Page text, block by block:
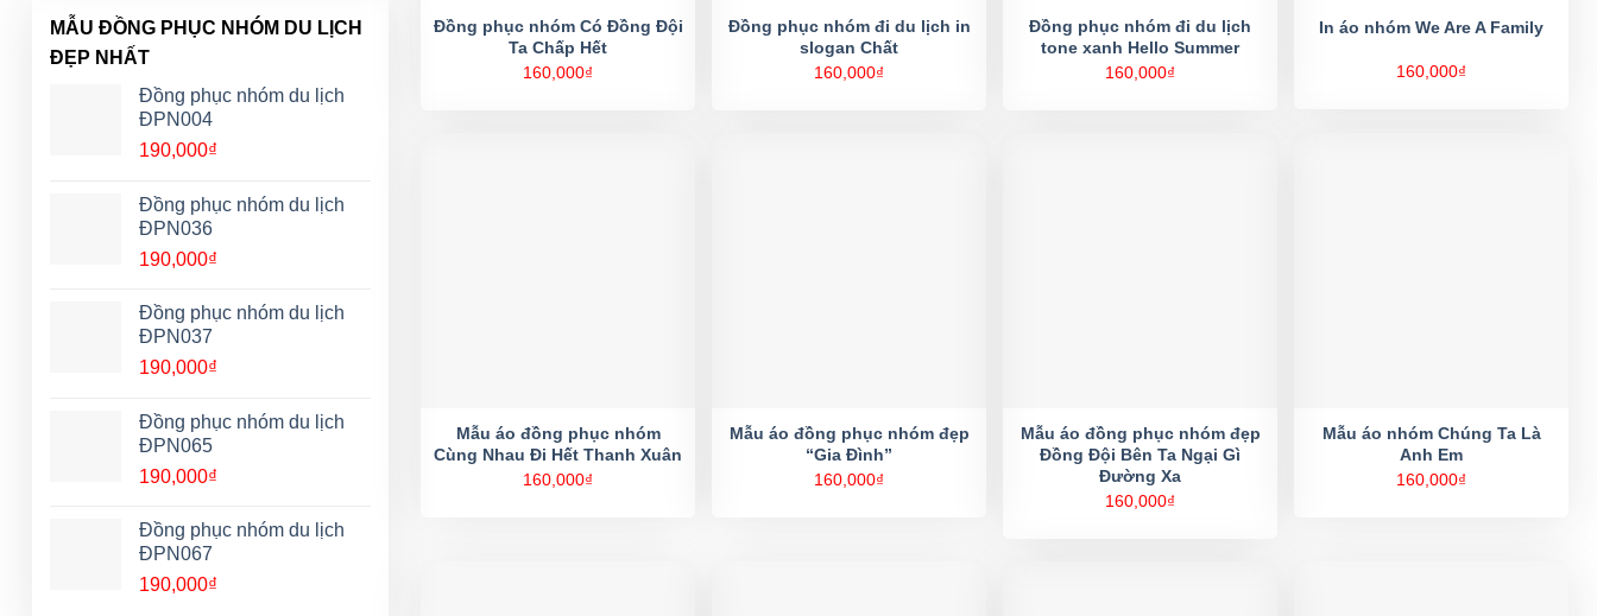
MẪU ĐỒNG PHỤC NHÓM DU LỊCH
ĐẸP NHẤT
Đồng phục nhóm du lịch
ĐPN004
190,000₫
Đồng phục nhóm du lịch
ĐPN036
190,000₫
Đồng phục nhóm du lịch
ĐPN037
190,000₫
Đồng phục nhóm du lịch
ĐPN065
190,000₫
Đồng phục nhóm du lịch
ĐPN067
190,000₫
Đồng phục nhóm Có Đồng Đội
Ta Chấp Hết
160,000₫
Đồng phục nhóm đi du lịch in
slogan Chất
160,000₫
Đồng phục nhóm đi du lịch
tone xanh Hello Summer
160,000₫
In áo nhóm We Are A Family
160,000₫
Mẫu áo đồng phục nhóm
Cùng Nhau Đi Hết Thanh Xuân
160,000₫
Mẫu áo đồng phục nhóm đẹp
“Gia Đình”
160,000₫
Mẫu áo đồng phục nhóm đẹp
Đồng Đội Bên Ta Ngại Gì
Đường Xa
160,000₫
Mẫu áo nhóm Chúng Ta Là
Anh Em
160,000₫